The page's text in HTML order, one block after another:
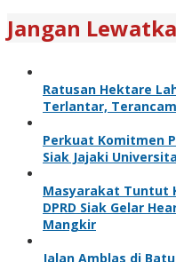
Jangan
Ratusan Hektare
Terlantar,
Perkuat Komitmen
Siak Jajaki
Masyarakat Tuntut
DPRD Siak Gelar
Mangkir
Jalan Amblas di